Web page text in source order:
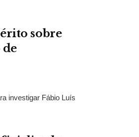
sobre
investigar Fábio Luís